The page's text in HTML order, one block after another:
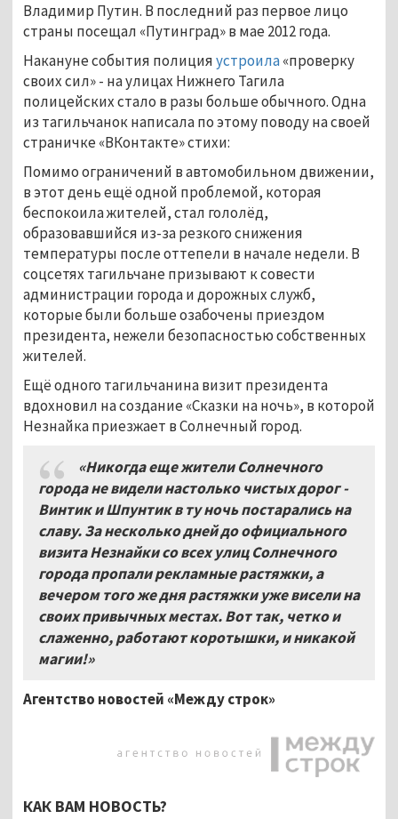
Владимир Путин. В последний раз первое лицо
страны посещал «Путинград» в мае 2012 года.
Накануне события полицияустроила«проверку
своих сил» - на улицах Нижнего Тагила
полицейских стало в разы больше обычного. Одна
из тагильчанок написала по этому поводу на своей
страничке «ВКонтакте» стихи:
Помимо ограничений в автомобильном движении,
в этот день ещё одной проблемой, которая
беспокоила жителей, стал гололёд,
образовавшийся из-за резкого снижения
температуры после оттепели в начале недели. В
соцсетях тагильчане призывают к совести
администрации города и дорожных служб,
которые были больше озабочены приездом
президента, нежели безопасностью собственных
жителей.
Ещё одного тагильчанина визит президента
вдохновил на создание «Сказки на ночь», в которой
Незнайка приезжает в Солнечный город.
«Никогда еще жители Солнечного
города не видели настолько чистых дорог -
Винтик и Шпунтик в ту ночь постарались на
славу. За несколько дней до официального
визита Незнайки со всех улиц Солнечного
города пропали рекламные растяжки, а
вечером того же дня растяжки уже висели на
своих привычных местах. Вот так, четко и
слаженно, работают коротышки, и никакой
магии!»
Агентство новостей «Между строк»
КАК ВАМ НОВОСТЬ?